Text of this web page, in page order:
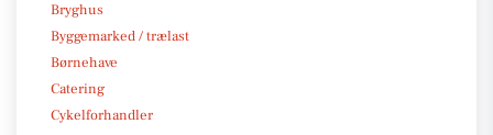
Bryghus
Byggemarked / trælast
Børnehave
Catering
Cykelforhandler